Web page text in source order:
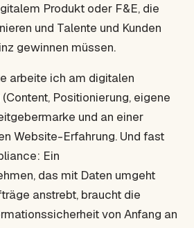
Produkt oder F&E, die
und Talente und Kunden
gewinnen müssen.
arbeite ich am digitalen
Positionierung, eigene
und an einer
Website-Erfahrung. Und fast
Ein
das mit Daten umgeht
anstrebt, braucht die
von Anfang an